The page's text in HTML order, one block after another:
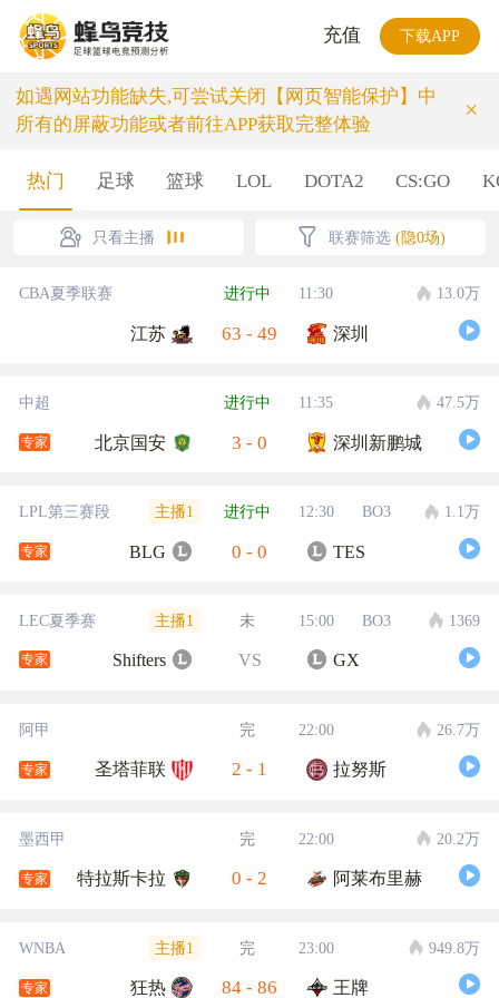
充值 下载APP
如遇网站功能缺失,可尝试关闭【网页智能保护】中
所有的屏蔽功能或者前往APP获取完整体验
×
热门 足球 篮球 LOL DOTA2 CS:GO
只看主播 联赛筛选 (隐0场)
CBA夏季联赛 进行中 11:30 13.0万
江苏 63 - 49 深圳
中超 进行中 11:35 47.5万
专家 北京国安 3 - 0 深圳新鹏城
LPL第三赛段 主播1 进行中 12:30 BO3 1.1万
专家 BLG 0 - 0 TES
LEC夏季赛 主播1 未 15:00 BO3 1369
专家 Shifters VS GX
阿甲 完 22:00 26.7万
专家 圣塔菲联 2 - 1 拉努斯
墨西甲 完 22:00 20.2万
专家 特拉斯卡拉 0 - 2 阿莱布里赫
WNBA 主播1 完 23:00 949.8万
专家 狂热 84 - 86 王牌